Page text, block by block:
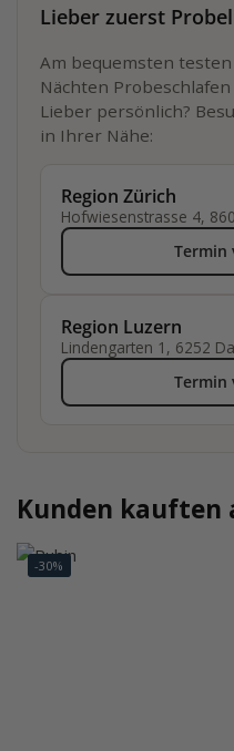
Lieber zuerst
Am bequemsten
Nächten
Lieber persönlich?
in Ihrer Nähe:
Region Zürich
Hofwiesenstrasse 4,
Termin
Region Luzern
Lindengarten 1, 6252
Termin
Kunden kauften
-30%